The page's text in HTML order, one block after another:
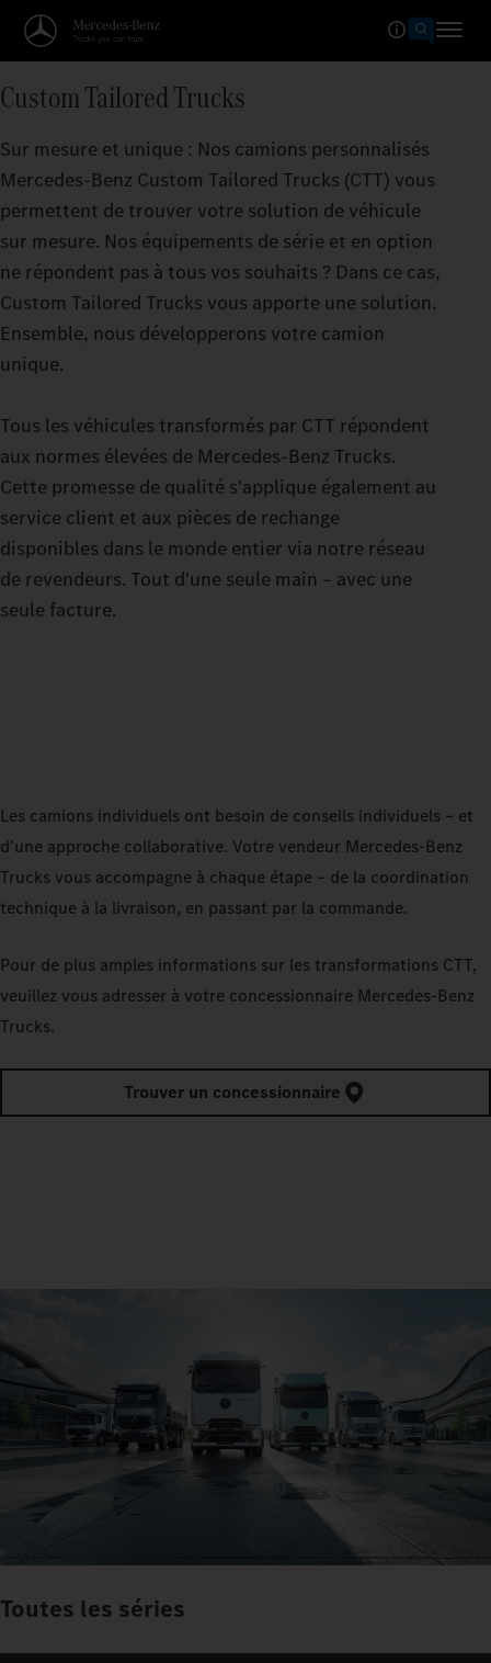
Custom Tailored Trucks
Sur mesure et unique : Nos camions personnalisés
Mercedes‑Benz Custom Tailored Trucks (CTT) vous
permettent de trouver votre solution de véhicule
sur mesure. Nos équipements de série et en option
ne répondent pas à tous vos souhaits ? Dans ce cas,
Custom Tailored Trucks vous apporte une solution.
Ensemble, nous développerons votre camion
unique.
Tous les véhicules transformés par CTT répondent
aux normes élevées de Mercedes‑Benz Trucks.
Cette promesse de qualité s'applique également au
service client et aux pièces de rechange
disponibles dans le monde entier via notre réseau
de revendeurs. Tout d'une seule main – avec une
seule facture.
Les camions individuels ont besoin de conseils individuels – et
d'une approche collaborative. Votre vendeur Mercedes‑Benz
Trucks vous accompagne à chaque étape – de la coordination
technique à la livraison, en passant par la commande.
Pour de plus amples informations sur les transformations CTT,
veuillez vous adresser à votre concessionnaire Mercedes‑Benz
Trucks.
Trouver un concessionnaire
Toutes les séries